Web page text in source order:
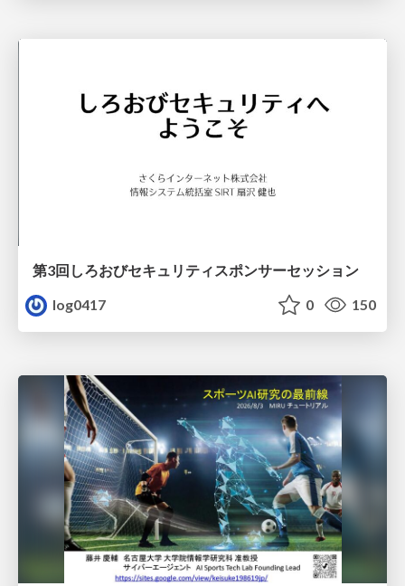
第3回しろおびセキュリティスポンサーセッション
log0417
0 150